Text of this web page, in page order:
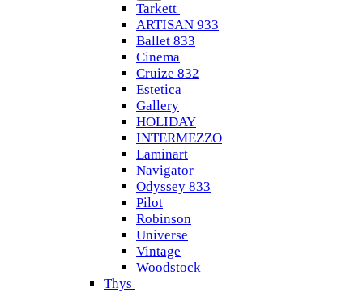
Tarkett
ARTISAN 933
Ballet 833
Cinema
Cruize 832
Estetica
Gallery
HOLIDAY
INTERMEZZO
Laminart
Navigator
Odyssey 833
Pilot
Robinson
Universe
Vintage
Woodstock
Thys